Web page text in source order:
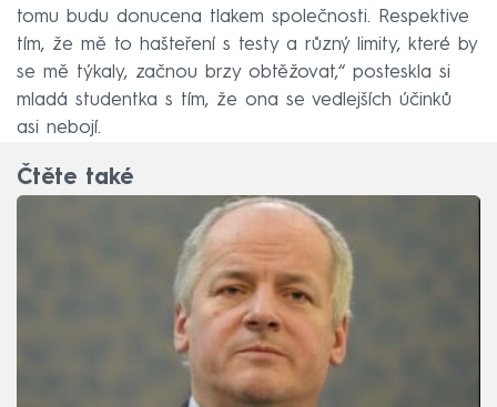
tomu budu donucena tlakem společnosti. Respektive
tím, že mě to hašteření s testy a různý limity, které by
se mě týkaly, začnou brzy obtěžovat,“ posteskla si
mladá studentka s tím, že ona se vedlejších účinků
asi nebojí.
Čtěte také